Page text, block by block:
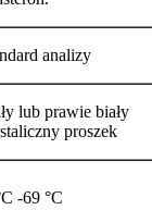
analizy
lub prawie biały
proszek
-69 °C